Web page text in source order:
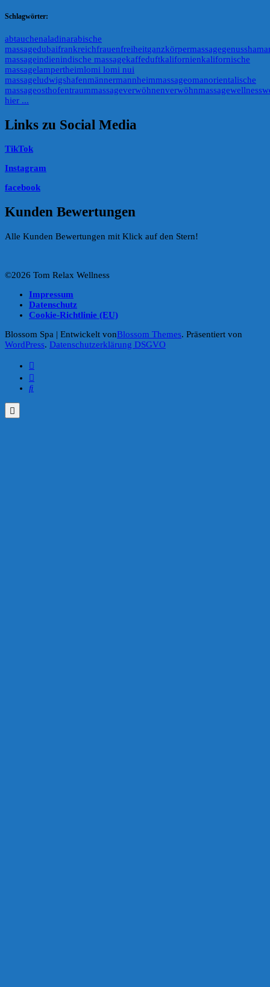
Schlagwörter:
abtauchenaladinarabische
massagedubaifrankreichfrauenfreiheitganzkörpermassagegenuss
massageindienindische massagekaffeduftkalifornienkalifornische
massagelampertheimlomi lomi nui
massageludwigshafenmännermannheimmassageomanorientalische
massageosthofentraummassageverwöhnenverwöhnmassagewellness
hier ...
Links zu Social Media
TikTok
Instagram
facebook
Kunden Bewertungen
Alle Kunden Bewertungen mit Klick auf den Stern!
©2026 Tom Relax Wellness
Impressum
Datenschutz
Cookie-Richtlinie (EU)
Blossom Spa | Entwickelt vonBlossom Themes. Präsentiert von
WordPress. Datenschutzerklärung DSGVO